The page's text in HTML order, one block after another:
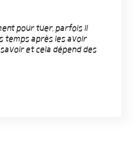
pour tuer, parfois il
temps après les avoir
et cela dépend des